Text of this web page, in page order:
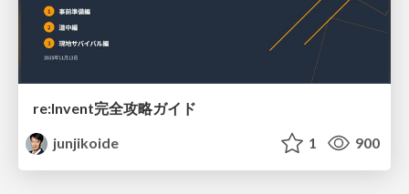
re:Invent完全攻略ガイド
junjikoide
1 900